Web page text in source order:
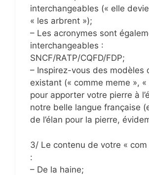
interchangeables (« elle
« les arbrent »);
– Les acronymes sont
interchangeables :
SNCF/RATP/CQFD/FDP;
– Inspirez-vous des modèles
existant (« comme meme », «
pour apporter votre pierre à
notre belle langue française
de l’élan pour la pierre,
3/ Le contenu de votre «
:
– De la haine;